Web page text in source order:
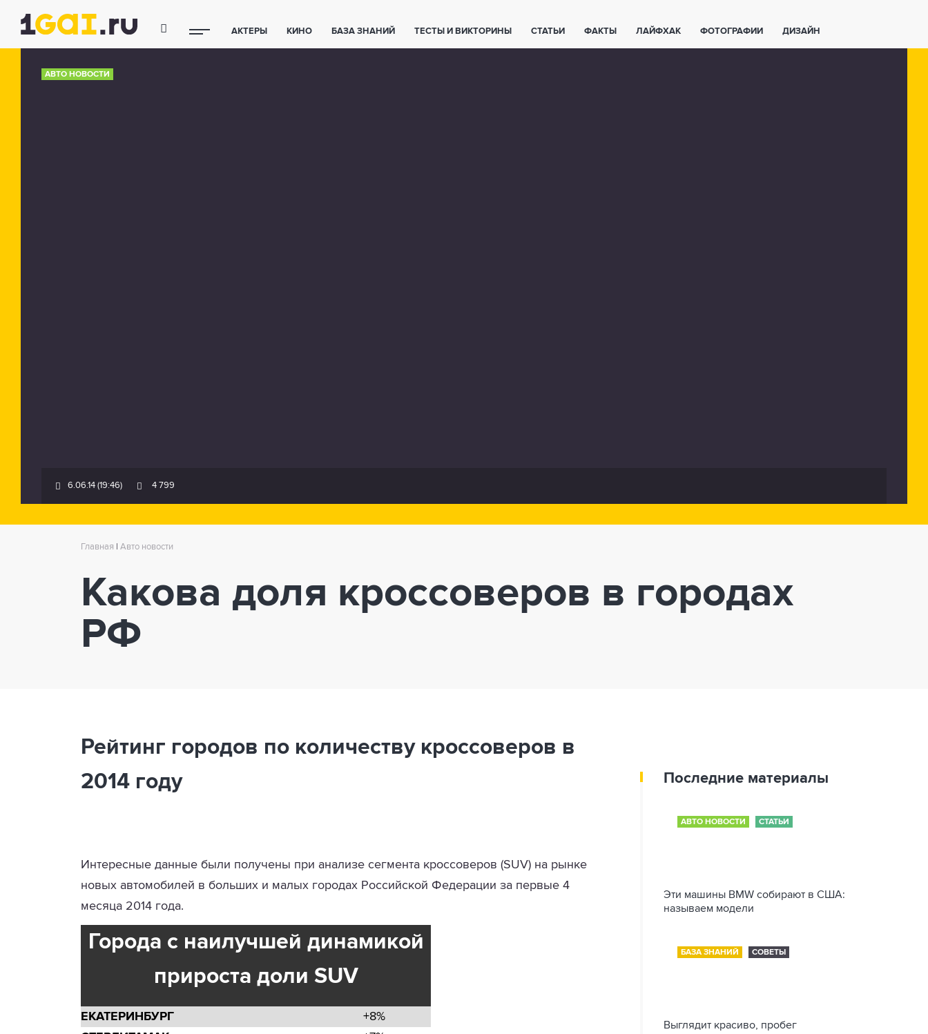
АКТЕРЫ КИНО БАЗА ЗНАНИЙ ТЕСТЫ И ВИКТОРИНЫ СТАТЬИ ФАКТЫ ЛАЙФХАК ФОТОГРАФИИ ДИЗАЙН
АВТО НОВОСТИ
6.06.14 (19:46) 4 799
Главная Авто новости
Какова доля кроссоверов в городах
РФ
Рейтинг городов по количеству кроссоверов в
2014 году
Интересные данные были получены при анализе сегмента кроссоверов (SUV) на рынке
новых автомобилей в больших и малых городах Российской Федерации за первые 4
месяца 2014 года.
Города с наилучшей динамикой
прироста доли SUV
ЕКАТЕРИНБУРГ
+8%
Последние материалы
АВТО НОВОСТИ СТАТЬИ
Эти машины BMW собирают в США:
называем модели
БАЗА ЗНАНИЙ СОВЕТЫ
Выглядит красиво, пробег